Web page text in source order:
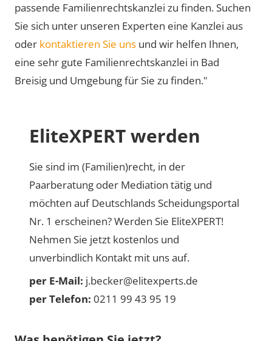
passende Familienrechtskanzlei zu finden. Suchen
Sie sich unter unseren Experten eine Kanzlei aus
oder kontaktieren Sie uns und wir helfen Ihnen,
eine sehr gute Familienrechtskanzlei in Bad
Breisig und Umgebung für Sie zu finden."
EliteXPERT werden
Sie sind im (Familien)recht, in der
Paarberatung oder Mediation tätig und
möchten auf Deutschlands Scheidungsportal
Nr. 1 erscheinen? Werden Sie EliteXPERT!
Nehmen Sie jetzt kostenlos und
unverbindlich Kontakt mit uns auf.
per E-Mail: j.becker@elitexperts.de
per Telefon: 0211 99 43 95 19